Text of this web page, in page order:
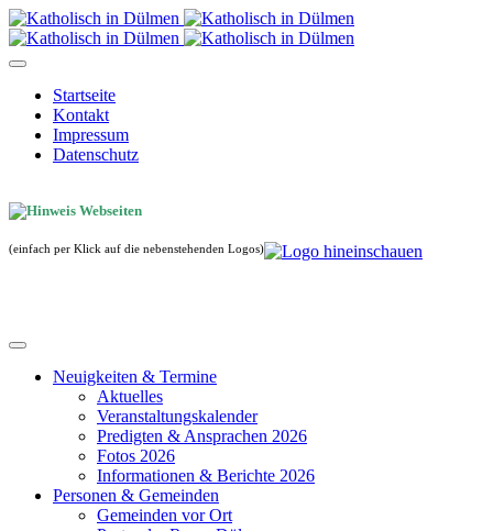
Startseite
Kontakt
Impressum
Datenschutz
(einfach per Klick auf die nebenstehenden Logos)
Neuigkeiten & Termine
Aktuelles
Veranstaltungskalender
Predigten & Ansprachen 2026
Fotos 2026
Informationen & Berichte 2026
Personen & Gemeinden
Gemeinden vor Ort